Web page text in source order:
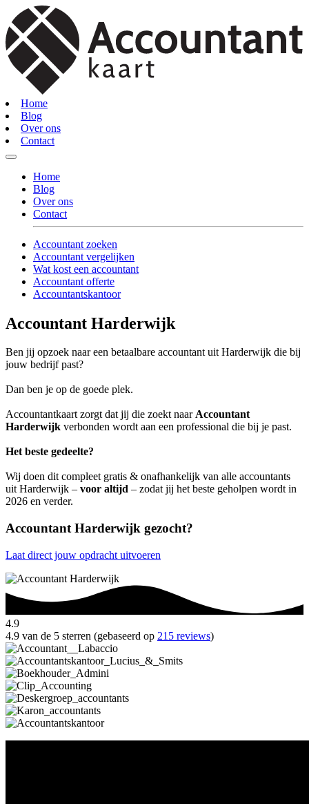
Home
Blog
Over ons
Contact
Home
Blog
Over ons
Contact
Accountant zoeken
Accountant vergelijken
Wat kost een accountant
Accountant offerte
Accountantskantoor
Accountant Harderwijk
Ben jij opzoek naar een betaalbare accountant uit Harderwijk die bij
jouw bedrijf past?
Dan ben je op de goede plek.
Accountantkaart zorgt dat jij die zoekt naarAccountant
Harderwijk verbonden wordt aan een professional die bij je past.
Het beste gedeelte?
Wij doen dit compleet gratis & onafhankelijk van alle accountants
uit Harderwijk – voor altijd – zodat jij het beste geholpen wordt in
2026 en verder.
Accountant Harderwijk gezocht?
Laat direct jouw opdracht uitvoeren
4.9
4.9 van de 5 sterren (gebaseerd op 215 reviews)